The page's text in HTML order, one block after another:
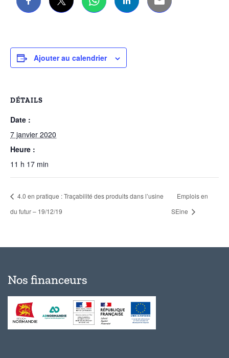
Ajouter au calendrier
DÉTAILS
Date :
7 janvier 2020
Heure :
11 h 17 min
4.0 en pratique : Traçabilité des produits dans l’usine
du futur – 19/12/19
Emplois en
SEine
Nos financeurs